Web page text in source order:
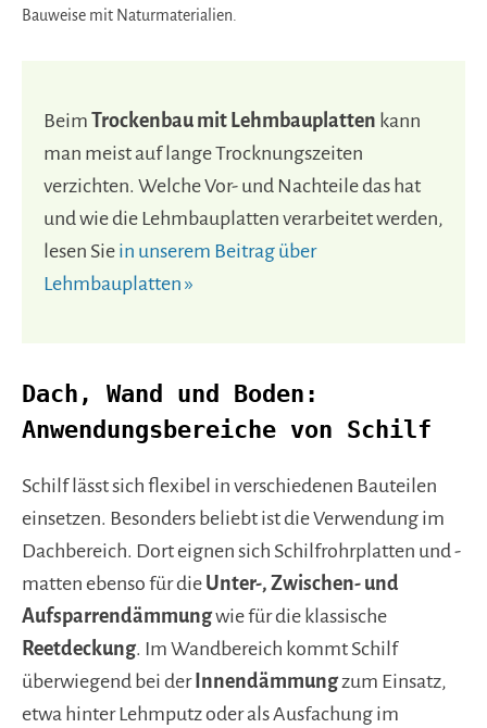
Bauweise mit Naturmaterialien.
Beim Trockenbau mit Lehmbauplatten kann
man meist auf lange Trocknungszeiten
verzichten. Welche Vor- und Nachteile das hat
und wie die Lehmbauplatten verarbeitet werden,
lesen Sie in unserem Beitrag über
Lehmbauplatten »
Dach, Wand und Boden:
Anwendungsbereiche von Schilf
Schilf lässt sich flexibel in verschiedenen Bauteilen
einsetzen. Besonders beliebt ist die Verwendung im
Dachbereich. Dort eignen sich Schilfrohrplatten und -
matten ebenso für die Unter-, Zwischen- und
Aufsparrendämmungwie für die klassische
Reetdeckung. Im Wandbereich kommt Schilf
überwiegend bei derInnendämmungzum Einsatz,
etwa hinter Lehmputz oder als Ausfachung im